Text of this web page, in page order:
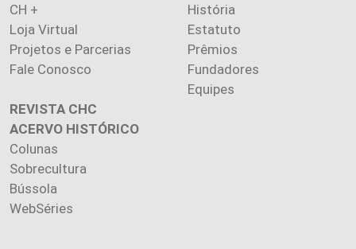
CH +
Loja Virtual
Projetos e Parcerias
Fale Conosco
História
Estatuto
Prêmios
Fundadores
Equipes
REVISTA CHC
ACERVO HISTÓRICO
Colunas
Sobrecultura
Bússola
WebSéries